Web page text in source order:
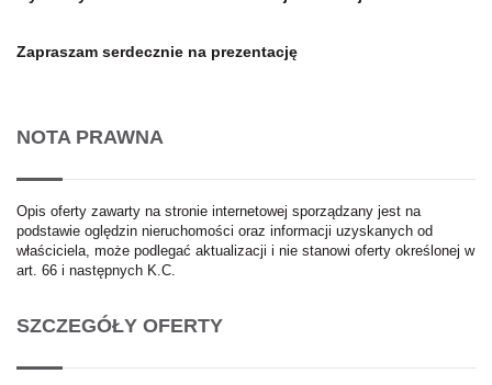
Zapraszam serdecznie na prezentację
NOTA PRAWNA
Opis oferty zawarty na stronie internetowej sporządzany jest na
podstawie oględzin nieruchomości oraz informacji uzyskanych od
właściciela, może podlegać aktualizacji i nie stanowi oferty określonej w
art. 66 i następnych K.C.
SZCZEGÓŁY OFERTY